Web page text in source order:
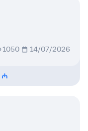
1050 14/07/2026